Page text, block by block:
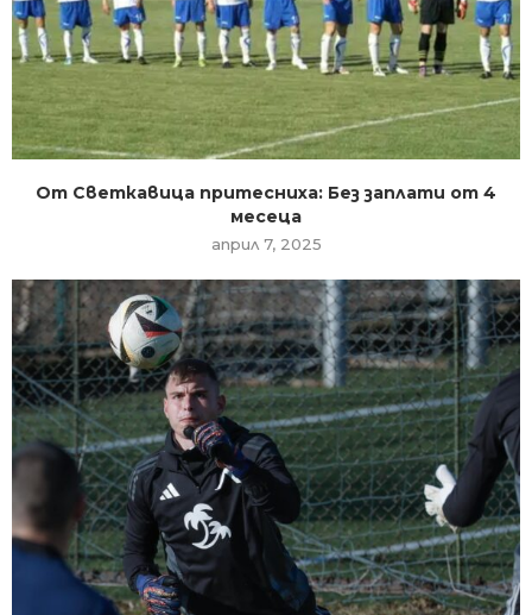
От Светкавица притесниха: Без заплати от 4
месеца
април 7, 2025